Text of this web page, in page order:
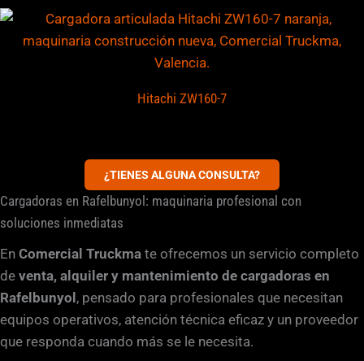
Hitachi ZW160-7
¿TIENES ALGUNA CONSULTA?
Cargadoras en Rafelbunyol: maquinaria profesional con
soluciones inmediatas
En Comercial Truckma te ofrecemos un servicio completo
de venta, alquiler y mantenimiento de cargadoras en
Rafelbunyol , pensado para profesionales que necesitan
equipos operativos, atención técnica eficaz y un proveedor
que responda cuando más se le necesita.